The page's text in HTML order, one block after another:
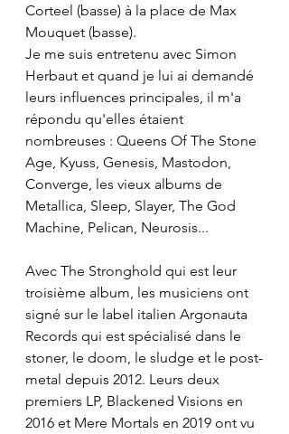
Corteel (basse) à la place de Max
Mouquet (basse).
Je me suis entretenu avec Simon
Herbaut et quand je lui ai demandé
leurs influences principales, il m'a
répondu qu'elles étaient
nombreuses : Queens Of The Stone
Age, Kyuss, Genesis, Mastodon,
Converge, les vieux albums de
Metallica, Sleep, Slayer, The God
Machine, Pelican, Neurosis...
Avec The Stronghold qui est leur
troisième album, les musiciens ont
signé sur le label italien Argonauta
Records qui est spécialisé dans le
stoner, le doom, le sludge et le post-
metal depuis 2012. Leurs deux
premiers LP, Blackened Visions en
2016 et Mere Mortals en 2019 ont vu